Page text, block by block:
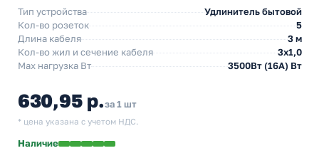
Тип устройства
Удлинитель бытовой
Кол-во розеток
5
Длина кабеля
3 м
Кол-во жил и сечение кабеля
3х1,0
Max нагрузка Вт
3500Вт (16А) Вт
630,95 р.за 1 шт
* цена указана с учетом НДС.
Наличие